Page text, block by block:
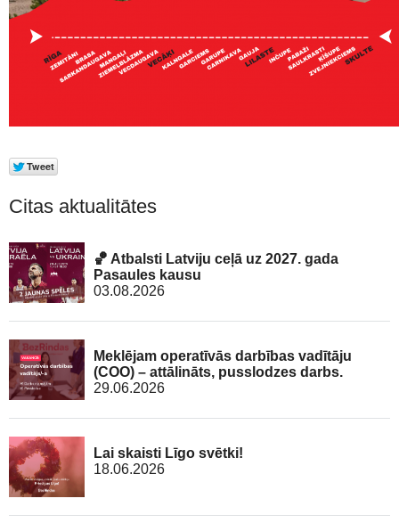
Citas aktualitātes
🏀 Atbalsti Latviju ceļā uz 2027. gada
Pasaules kausu
03.08.2026
Meklējam operatīvās darbības vadītāju
(COO) – attālināts, pusslodzes darbs.
29.06.2026
Lai skaisti Līgo svētki!
18.06.2026